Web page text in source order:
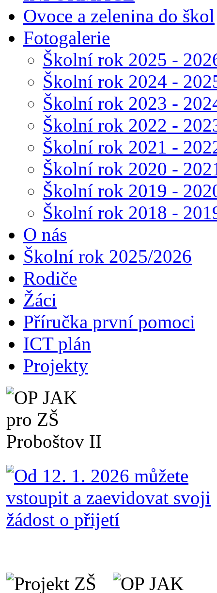
Ovoce a zelenina do škol
Fotogalerie
Školní rok 2025 -
Školní rok 2024 -
Školní rok 2023 -
Školní rok 2022 -
Školní rok 2021 -
Školní rok 2020 -
Školní rok 2019 -
Školní rok 2018 -
O nás
Školní rok 2025/2026
Rodiče
Žáci
Příručka první pomoci
ICT plán
Projekty